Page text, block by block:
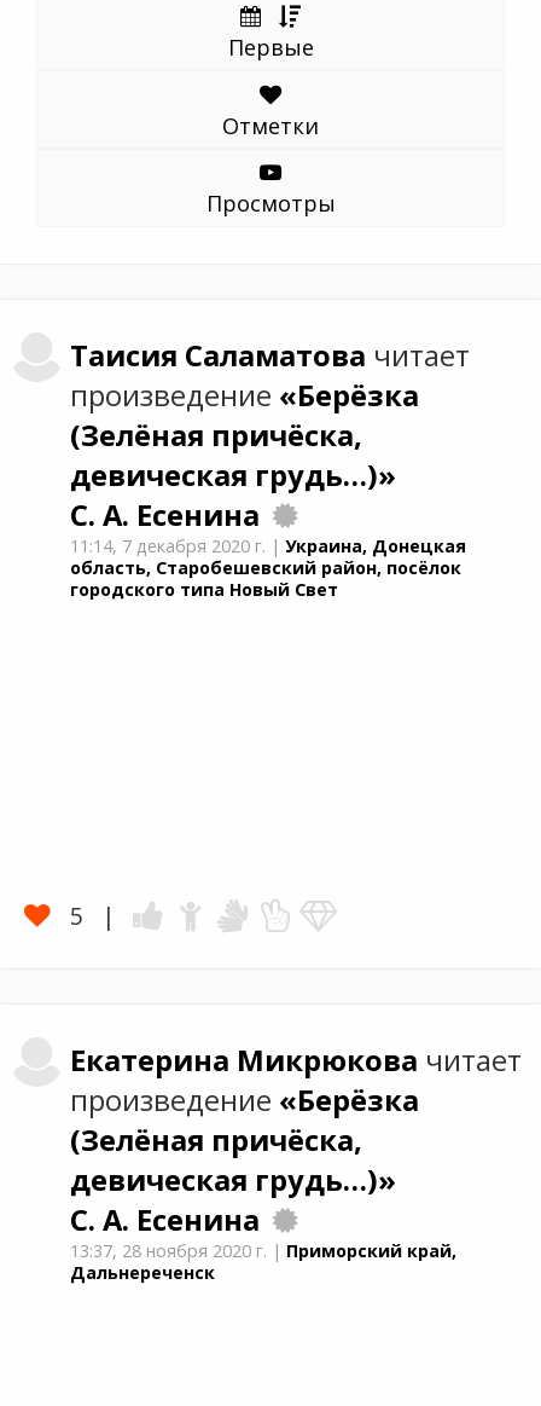
Первые
Отметки
Просмотры
Таисия Саламатова читает
произведение «Берёзка
(Зелёная причёска,
девическая грудь…)»
С. А. Есенина
11:14, 7 декабря 2020 г. |Украина, Донецкая
область, Старобешевский район, посёлок
городского типа Новый Свет
5
Екатерина Микрюкова читает
произведение «Берёзка
(Зелёная причёска,
девическая грудь…)»
С. А. Есенина
13:37, 28 ноября 2020 г. | Приморский край,
Дальнереченск